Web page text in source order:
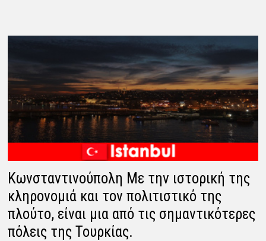
Κωνσταντινούπολη Με την ιστορική της
κληρονομιά και τον πολιτιστικό της
πλούτο, είναι μια από τις σημαντικότερες
πόλεις της Τουρκίας.